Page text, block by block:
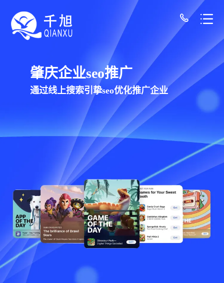
肇庆网站建设公司-千旭网络（12年经验/30+
千旭网络科技
为肇庆企业提供网站建设，网站制作，网站设
计服务